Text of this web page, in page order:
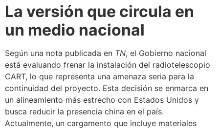
La versión que circula en
un medio nacional
Según una nota publicada en TN, el Gobierno nacional
está evaluando frenar la instalación del radiotelescopio
CART, lo que representa una amenaza seria para la
continuidad del proyecto. Esta decisión se enmarca en
un alineamiento más estrecho con Estados Unidos y
busca reducir la presencia china en el país.
Actualmente, un cargamento que incluye materiales